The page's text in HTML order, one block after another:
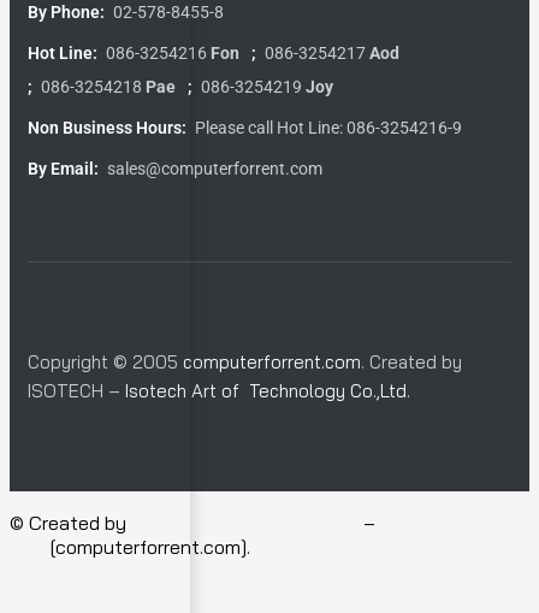
By Phone: 02-578-8455-8
Hot Line: 086-3254216 Fon ; 086-3254217Aod
; 086-3254218 Pae ; 086-3254219 Joy
Non Business Hours: Please call Hot Line: 086-3254216-9
By Email: sales@computerforrent.com
Copyright © 2005 computerforrent.com. Created by
ISOTECH – Isotech Art of Technology Co.,Ltd.
© Created by –
[computerforrent.com].